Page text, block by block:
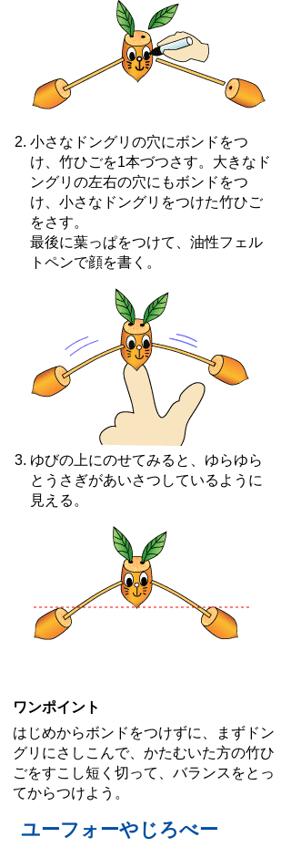
小さなドングリの穴にボンドをつ
け、竹ひごを1本づつさす。大きなド
ングリの左右の穴にもボンドをつ
け、小さなドングリをつけた竹ひご
をさす。
最後に葉っぱをつけて、油性フェル
トペンで顔を書く。
ゆびの上にのせてみると、ゆらゆら
とうさぎがあいさつしているように
見える。
ワンポイント
はじめからボンドをつけずに、まずドン
グリにさしこんで、かたむいた方の竹ひ
ごをすこし短く切って、バランスをとっ
てからつけよう。
ユーフォーやじろべー